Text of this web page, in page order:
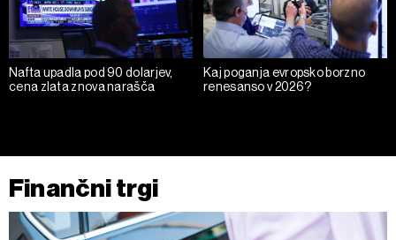
Nafta upadla pod 90 dolarjev,
cena zlata znova narašča
Kaj poganja evropsko borzno
renesanso v 2026?
Finančni trgi